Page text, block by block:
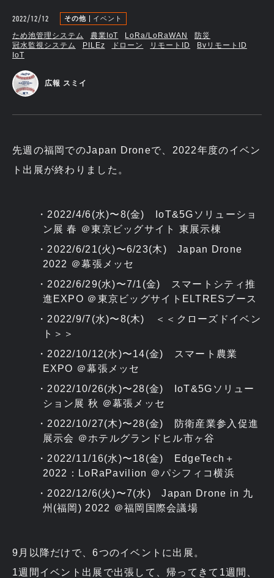
2022/12/12 その他 イベント
ため池管理システム 農業IoT LoRa/LoRaWAN
防災
冠水監視システム
PILEz ドローン リモートID
BvリモートID
IoT
広報 スミイ
先週の福岡でのJapan Droneで、2022年度のイベン
ト出展が終わりました。
2022/4/6(水)〜8(金) IoT&5Gソリューショ
ン展 春 ＠東京ビッグサイト 東展示棟
2022/6/21(火)〜6/23(木) Japan Drone
2022 ＠幕張メッセ
2022/6/29(水)〜7/1(金) スマートシティ推
進EXPO ＠東京ビッグサイトELTRESブース
2022/9/7(水)〜8(木) ＜＜クローズドイベン
ト＞＞
2022/10/12(水)〜14(金) スマート農業
EXPO ＠幕張メッセ
2022/10/26(水)〜28(金) IoT&5Gソリュー
ション展 秋 ＠幕張メッセ
2022/10/27(木)〜28(金) 防衛産業参入促進
展示会 ＠ホテルグランドヒル市ヶ谷
2022/11/16(水)〜18(金) EdgeTech＋
2022：LoRaPavilion ＠パシフィコ横浜
2022/12/6(火)〜7(水) Japan Drone in 九
州(福岡) 2022 ＠福岡国際会議場
9月以降だけで、6つのイベントに出展。
1週間イベント出展で出張して、帰ってきて1週間、